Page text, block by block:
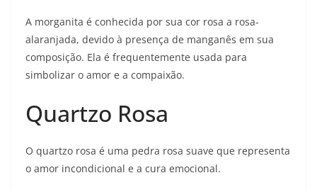
A morganita é conhecida por sua cor rosa a rosa-
alaranjada, devido à presença de manganês em sua
composição. Ela é frequentemente usada para
simbolizar o amor e a compaixão.
Quartzo Rosa
O quartzo rosa é uma pedra rosa suave que representa
o amor incondicional e a cura emocional.